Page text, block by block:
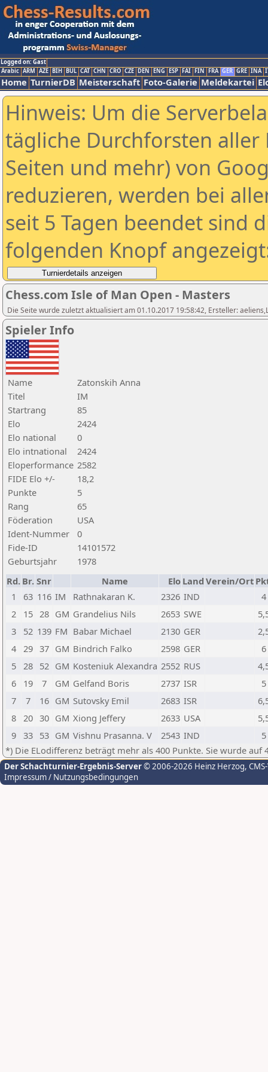
Logged on: Gast
Arabic ARM AZE BIH BUL CAT CHN CRO CZE DEN ENG ESP FAI FIN FRA GER GRE INA
Home TurnierDB Meisterschaft Foto-Galerie Meldekartei
Hinweis: Um die
tägliche Durchforsten aller
Seiten und mehr) von
reduzieren, werden bei
seit 5 Tagen beendet sind
folgenden Knopf
Chess.com Isle of Man Open - Masters
Die Seite wurde zuletzt aktualisiert am 01.10.2017 19:58:42, Ersteller:
Spieler Info
Name
Zatonskih Anna
Titel
IM
Startrang
85
Elo
2424
Elo national
0
Elo intnational
2424
Eloperformance 2582
FIDE Elo +/-
18,2
Punkte
5
Rang
65
Föderation
USA
Ident-Nummer
0
Fide-ID
14101572
Geburtsjahr
1978
Rd. Br. Snr Name Elo Land Verein/Ort
1
63 116 IM Rathnakaran K. 2326 IND
4
2
15 28 GM Grandelius Nils 2653 SWE
3
52 139 FM Babar Michael 2130 GER
4
29 37 GM Bindrich Falko 2598 GER
6
5
28 52 GM Kosteniuk Alexandra 2552 RUS
6
19 7 GM Gelfand Boris 2737 ISR
5
7
7 16 GM Sutovsky Emil 2683 ISR
8
20 30 GM Xiong Jeffery 2633 USA
9
33 53 GM Vishnu Prasanna. V 2543 IND
5
*) Die ELodifferenz beträgt mehr als 400 Punkte. Sie wurde auf
Der Schachturnier-Ergebnis-Server© 2006-2026 Heinz Herzog,
Impressum / Nutzungsbedingungen